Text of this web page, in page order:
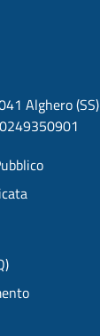
Alghero (SS)